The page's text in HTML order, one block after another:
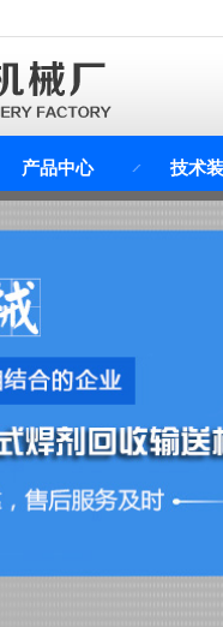
产品中心 技术